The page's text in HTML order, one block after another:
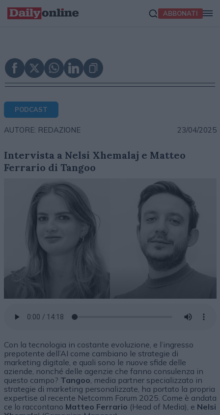
ABBONATI
PODCAST
AUTORE: REDAZIONE 23/04/2025
Intervista a Nelsi Xhemalaj e Matteo
Ferrario di Tangoo
Con la tecnologia in costante evoluzione, e l’ingresso
prepotente dell’AI come cambiano le strategie di
marketing digitale, e quali sono le nuove sfide delle
aziende, nonché delle agenzie che fanno consulenza in
questo campo? Tangoo , media partner specializzato in
strategie di marketing personalizzate, ha portato la propria
expertise al recente Netcomm Forum 2025. Come è andata
ce lo raccontano Matteo Ferrario (Head of Media), e Nelsi